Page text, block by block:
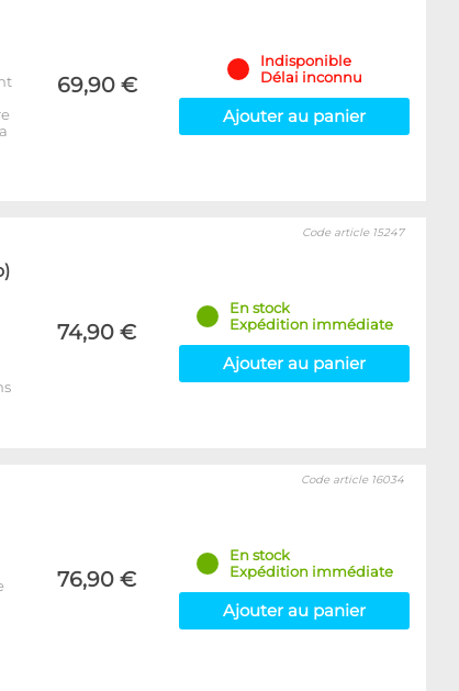
69,90 €
Indisponible
Délai inconnu
Ajouter au panier
74,90 €
Code article 15247
En stock
Expédition immédiate
Ajouter au panier
76,90 €
Code article 16034
En stock
Expédition immédiate
Ajouter au panier